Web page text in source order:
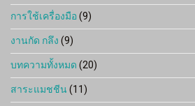
การใช้เครื่องมือ(9)
งานกัด กลึง(9)
บทความทั้งหมด(20)
สาระแมชชีน(11)